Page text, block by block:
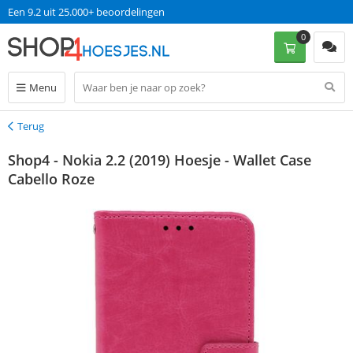
Een 9.2 uit 25.000+ beoordelingen
Menu
0
Terug
Terug
Shop4 - Nokia 2.2 (2019) Hoesje - Wallet Case
Cabello Roze